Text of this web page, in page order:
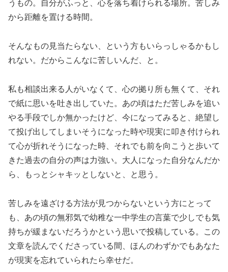
うもの。自分がふっと、心を落ち着けられる場所。苦しみ
から距離を置ける時間。
そんなもの見当たらない、という方もいらっしゃるかもし
れない。だからこんなに苦しいんだ、と。
私も相談出来る人がいなくて、心の拠り所も無くて、それ
で紙に思いを吐き出していた。あの頃はただ苦しみを追い
やる手段でしか無かったけど、今になってみると、絶望し
て投げ出してしまいそうになった時や現実に叩き付けられ
て心が折れそうになった時、それでも前を向こうと歩いて
きた過去の自分の声は力強い。大人になった自分なんだか
ら、もっとシャキッとしないと、と思う。
苦しみを遠ざける方法が見つからないという方にとって
も、あの頃の無邪気で幼稚な一中学生の言葉で少しでも気
持ちが緩まないだろうかという思いで投稿している。この
文章を読んでくださっている間、ほんのわずかでもあなた
が現実を忘れていられたら幸せだ。